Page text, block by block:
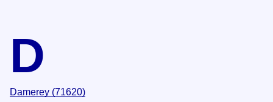
D
Damerey (71620)